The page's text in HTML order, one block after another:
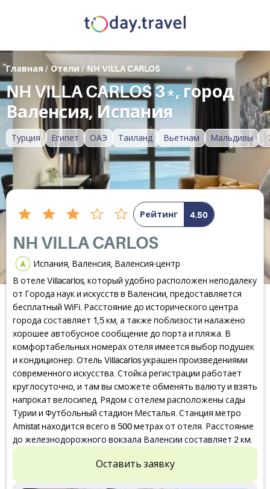
Турция Египет ОАЭ Таиланд Вьетнам Мальдивы
Главная / Отели/ NH VILLA CARLOS
NH VILLA CARLOS 3*, город
Валенсия, Испания
Рейтинг 4.50
NH VILLA CARLOS
Испания, Валенсия, Валенсия-центр
В отеле Villacarlos, который удобно расположен неподалеку
от Города наук и искусств в Валенсии, предоставляется
бесплатный WiFi. Расстояние до исторического центра
города составляет 1,5 км, а также поблизости налажено
хорошее автобусное сообщение до порта и пляжа. В
комфортабельных номерах отеля имеется выбор подушек
и кондиционер. Отель Villacarlos украшен произведениями
современного искусства. Стойка регистрации работает
круглосуточно, и там вы сможете обменять валюту и взять
напрокат велосипед. Рядом с отелем расположены сады
Турии и Футбольный стадион Месталья. Станция метро
Amistat находится всего в 500 метрах от отеля. Расстояние
до железнодорожного вокзала Валенсии составляет 2 км.
Оставить заявку